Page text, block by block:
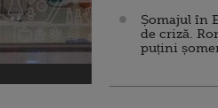
Șomajul în
de criză.
puțini